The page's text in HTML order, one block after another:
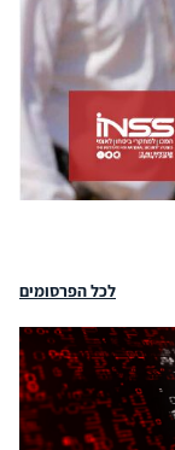
לכל הפרסומים